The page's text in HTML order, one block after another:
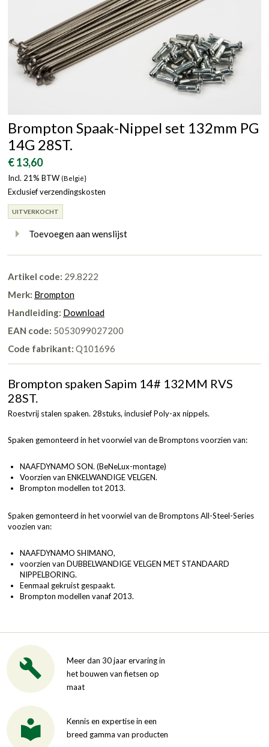
Brompton Spaak-Nippel set 132mm PG
14G 28ST.
€ 13,60
Incl. 21% BTW (België}
Exclusief verzendingskosten
UITVERKOCHT
Toevoegen aan wenslijst
Artikel code: 29.8222
Merk: Brompton
Handleiding: Download
EAN code: 5053099027200
Code fabrikant: Q101696
Brompton spaken Sapim 14# 132MM RVS
28ST.
Roestvrij stalen spaken. 28stuks, inclusief Poly-ax nippels.
Spaken gemonteerd in het voorwiel van de Bromptons voorzien van:
NAAFDYNAMO SON. (BeNeLux-montage)
Voorzien van ENKELWANDIGE VELGEN.
Brompton modellen tot 2013.
Spaken gemonteerd in het voorwiel van de Bromptons All-Steel-Series
voozien van:
NAAFDYNAMO SHIMANO,
voorzien van DUBBELWANDIGE VELGEN MET STANDAARD
NIPPELBORING.
Eenmaal gekruist gespaakt.
Brompton modellen vanaf 2013.
Meer dan 30 jaar ervaring in
het bouwen van fietsen op
maat
Kennis en expertise in een
breed gamma van producten